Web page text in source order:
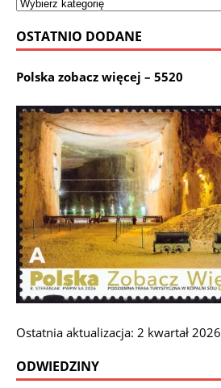
OSTATNIO DODANE
Polska zobacz więcej – 5520
Ostatnia aktualizacja: 2 kwartał 2026
ODWIEDZINY